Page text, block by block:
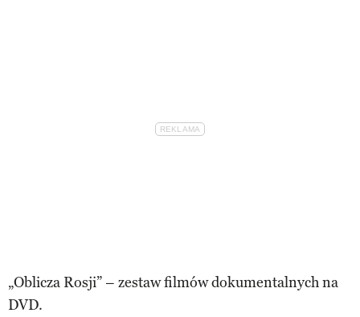
„Oblicza Rosji” – zestaw filmów dokumentalnych na
DVD.